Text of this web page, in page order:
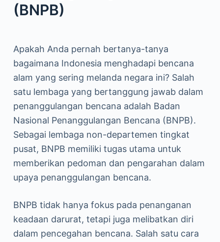
(BNPB)
Apakah Anda pernah bertanya-tanya
bagaimana Indonesia menghadapi bencana
alam yang sering melanda negara ini? Salah
satu lembaga yang bertanggung jawab dalam
penanggulangan bencana adalah Badan
Nasional Penanggulangan Bencana (BNPB).
Sebagai lembaga non-departemen tingkat
pusat, BNPB memiliki tugas utama untuk
memberikan pedoman dan pengarahan dalam
upaya penanggulangan bencana.
BNPB tidak hanya fokus pada penanganan
keadaan darurat, tetapi juga melibatkan diri
dalam pencegahan bencana. Salah satu cara